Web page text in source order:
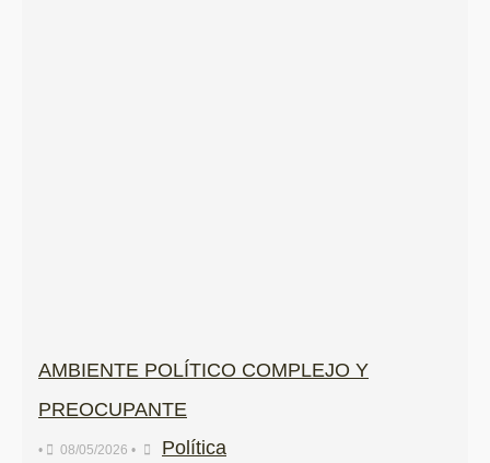
AMBIENTE POLÍTICO COMPLEJO Y
PREOCUPANTE
• 08/05/2026 • Política